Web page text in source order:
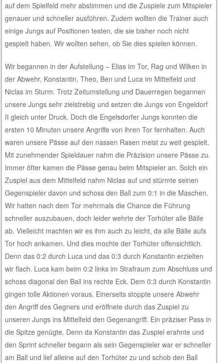
auf dem Spielfeld mehr abstimmen und die Zuspiele zum Mitspieler
genauer und schneller ausführen. Zudem wollten die Trainer auch
einige Jungs auf Positionen testen, die sie bisher noch nicht
gespielt haben. Wir wollten sehen, ob Sie dies spielen können.
Wir begannen in der Aufstellung – Elias im Tor, Rag und Wilken in
der Abwehr, Konstantin, Theo, Ben und Luca im Mittelfeld und
Niclas im Sturm. Trotz Zeitumstellung und Dauerregen begannen
unsere Jungs sehr zielstrebig und setzen die Jungs von Engeldorf
II gleich unter Druck. Doch die Engelsdorfer Jungs konnten die
ersten 10 Minuten unsere Angriffe von ihren Tor fernhalten. Auch
waren unsere Pässe auf den nassen Rasen meist zu weit gespielt.
Mit zunehmender Spieldauer nahm die Präzision unsere Pässe zu.
Immer öfter kamen die Pässe genau beim Mitspieler an. Solch ein
Zuspiel aus dem Mittelfeld nahm Niclas auf und stürmte seinen
Gegenspieler davon und schoss den Ball zum 0:1 in die Maschen.
Wir hatten nach dem Tor mehrmals die Chance die Führung
schneller auszubauen, doch leider wehrte der Torhüter alle Bälle
ab. Vielleicht machten wir es ihm auch zu leicht, da alle Bälle aufs
Tor hoch ankamen. Und dies mochte der Torhüter offensichtlich.
Denn das 0:2 durch Luca und das 0:3 durch Konstantin erzielten
wir flach. Luca kam beim 0:2 links im Strafraum zum Abschluss und
schoss diagonal den Ball ins rechte Eck. Dem 0:3 durch Konstantin
gingen tolle Aktionen voraus. Einerseits stoppte unsere Abwehr
den Angriff des Gegners und eröffnete durch das Zuspiel zu
unseren Jungs ins Mittelfeld den Gegenangriff. Ein präziser Pass in
die Spitze genügte. Denn da Konstantin das Zuspiel erahnte und
den Sprint schneller begann als sein Gegenspieler war er schneller
am Ball und lief alleine auf den Torhüter zu und schob den Ball